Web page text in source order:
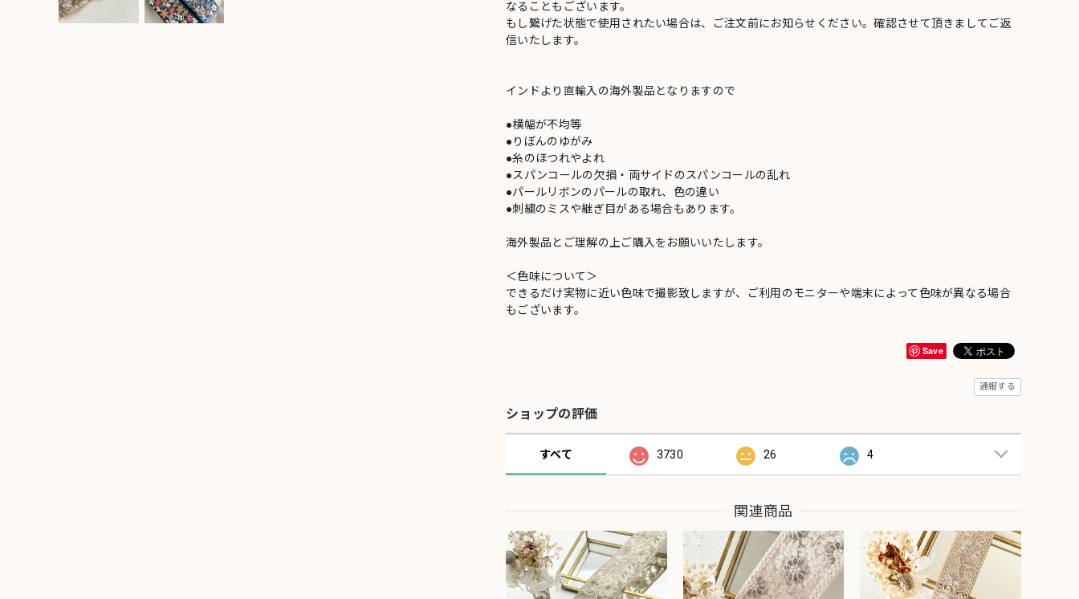
なることもございます。
もし繋げた状態で使用されたい場合は、ご注文前にお知らせください。確認させて頂きましてご返
信いたします。
インドより直輸入の海外製品となりますので
●横幅が不均等
●りぼんのゆがみ
●糸のほつれやよれ
●スパンコールの欠損・両サイドのスパンコールの乱れ
●パールリボンのパールの取れ、色の違い
●刺繍のミスや継ぎ目がある場合もあります。
海外製品とご理解の上ご購入をお願いいたします。
＜色味について＞
できるだけ実物に近い色味で撮影致しますが、ご利用のモニターや端末によって色味が異なる場合
もございます。
Save
通報する
ショップの評価
すべて 3730 26 4
関連商品